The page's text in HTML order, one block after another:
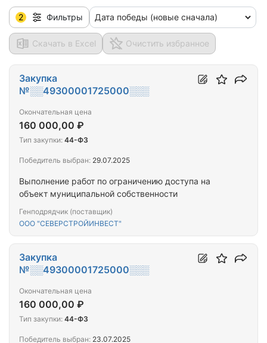
2 Фильтры Дата победы (новые сначала)
Скачать в Excel Очистить избранное
Выполнение работ по ограничению доступа на
объект муниципальной собственности
Генподрядчик (поставщик)
ООО "СЕВЕРСТРОЙИНВЕСТ"
Закупка
№░░49300001725000░░░
Окончательная цена
160 000,00 ₽
Тип закупки: 44-ФЗ
Победитель выбран: 29.07.2025
Закупка
№░░49300001725000░░░
Окончательная цена
160 000,00 ₽
Тип закупки: 44-ФЗ
Победитель выбран: 23.07.2025